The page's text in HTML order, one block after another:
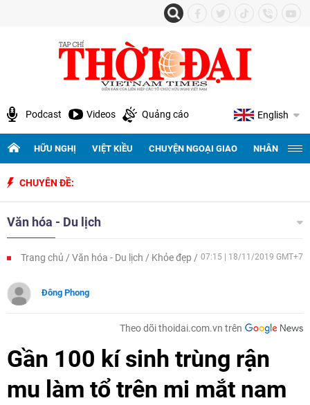
Podcast Videos Quảng cáo English
HỮU NGHỊ VIỆT KIỀU CHUYỆN NGOẠI GIAO NHÂN
CHUYÊN ĐỀ:
Văn hóa - Du lịch
Trang chủ Văn hóa - Du lịch Khỏe đẹp 07:15 | 18/11/2019 GMT+7
Đông Phong
Theo dõi thoidai.com.vn trên
Gần 100 kí sinh trùng rận
mu làm tổ trên mi mắt nam